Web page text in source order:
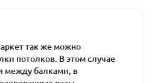
доска из предлагаемых
Встречаются и
товары -дешевая
низкого сорта. При
так же можно
потолков. В этом случае
между балками, в